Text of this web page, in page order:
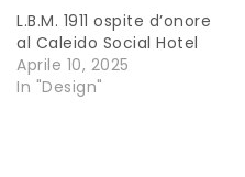
L.B.M. 1911 ospite d’onore
al Caleido Social Hotel
Aprile 10, 2025
In "Design"